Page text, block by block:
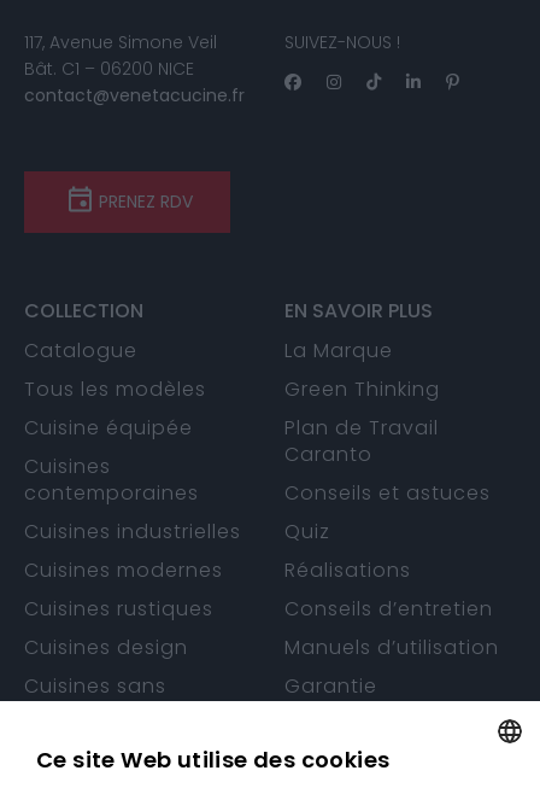
117, Avenue Simone Veil
Bât. C1 – 06200 NICE
contact@venetacucine.fr
SUIVEZ-NOUS !
PRENEZ RDV
COLLECTION
Catalogue
Tous les modèles
Cuisine équipée
Cuisines
contemporaines
Cuisines industrielles
Cuisines modernes
Cuisines rustiques
Cuisines design
Cuisines sans
EN SAVOIR PLUS
La Marque
Green Thinking
Plan de Travail
Caranto
Conseils et astuces
Quiz
Réalisations
Conseils d’entretien
Manuels d’utilisation
Garantie
Ce site Web utilise des cookies